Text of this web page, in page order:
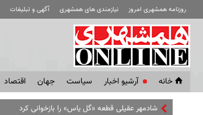
روزنامه همشهری امروز نیازمندی های همشهری آگهی و تبلیغات
خانه آرشیو اخبار سياست جهان اقتصاد
شادمهر عقیلی قطعه «گل یاس» را بازخوانی کرد | ببینید